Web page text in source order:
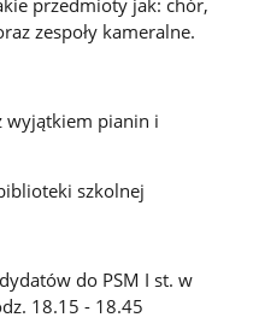
przedmioty jak: chór,
zespoły kameralne.
wyjątkiem pianin i
szkolnej
do PSM I st. w
18.15 - 18.45